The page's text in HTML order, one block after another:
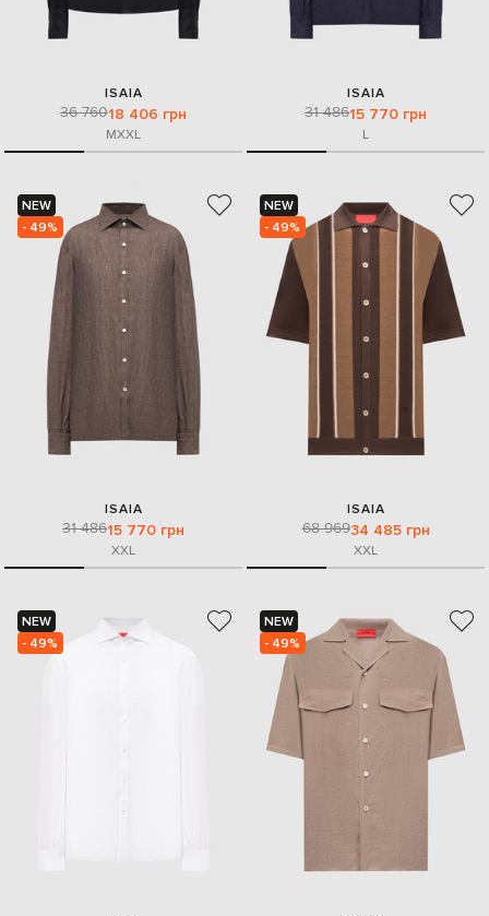
ISAIA
36 76018 406 грн
MXXL
ISAIA
31 48615 770 грн
L
NEW
- 49%
ISAIA
31 48615 770 грн
XXL
NEW
- 49%
ISAIA
68 96934 485 грн
XXL
NEW
- 49%
NEW
- 49%